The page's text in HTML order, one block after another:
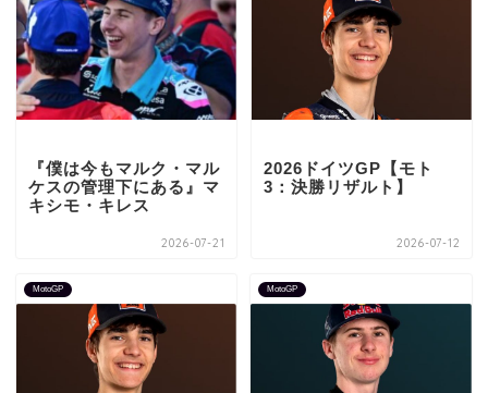
『僕は今もマルク・マル
ケスの管理下にある』マ
キシモ・キレス
2026-07-21
2026ドイツGP【モト
3：決勝リザルト】
2026-07-12
MotoGP MotoGP